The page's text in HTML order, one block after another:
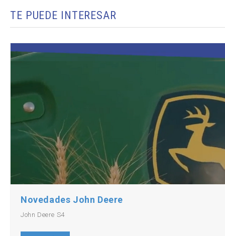
TE PUEDE INTERESAR
Novedades John Deere
John Deere S4